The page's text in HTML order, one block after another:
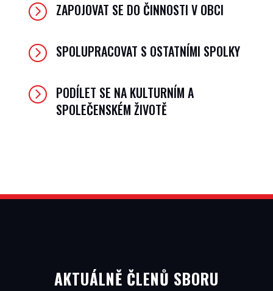
= ZAPOJOVAT SE DO ČINNOSTI V OBCI
= SPOLUPRACOVAT S OSTATNÍMI SPOLKY
= PODÍLET SE NA KULTURNÍM A
SPOLEČENSKÉM ŽIVOTĚ
AKTUÁLNĚ ČLENŮ SBORU